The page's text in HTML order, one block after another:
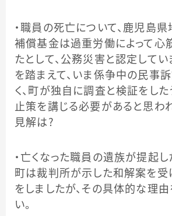
・職員の死亡について、鹿児島
補償基金は過重労働によって心
たとして、公務災害と認定してい
を踏まえて、いま係争中の民事
く、町が独自に調査と検証をした
止策を講じる必要があると思わ
見解は？
・亡くなった職員の遺族が提起し
町は裁判所が示した和解案を
をしましたが、その具体的な理由
い。